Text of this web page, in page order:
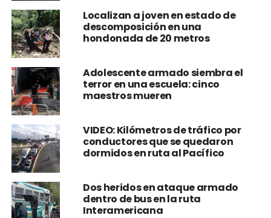
Localizan a joven en estado de
descomposición en una
hondonada de 20 metros
Adolescente armado siembra el
terror en una escuela: cinco
maestros mueren
VIDEO: Kilómetros de tráfico por
conductores que se quedaron
dormidos en ruta al Pacífico
Dos heridos en ataque armado
dentro de bus en la ruta
Interamericana